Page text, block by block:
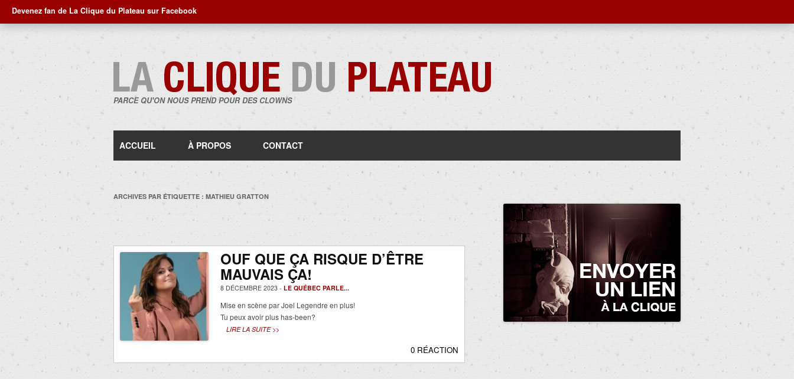
Devenez fan de La Clique du Plateau sur Facebook
PARCE QU'ON NOUS PREND POUR DES CLOWNS
au
ACCUEIL À PROPOS CONTACT
ARCHIVES PAR ÉTIQUETTE : MATHIEU GRATTON
OUF QUE ÇA RISQUE D’ÊTRE
MAUVAIS ÇA!
8 DÉCEMBRE 2023 - LE QUÉBEC PARLE...
Mise en scène par Joel Legendre en plus!
Tu peux avoir plus has-been?
LIRE LA SUITE >>
0 RÉACTION